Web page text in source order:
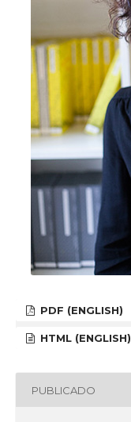
PDF (ENGLISH)
HTML (ENGLISH)
PUBLICADO